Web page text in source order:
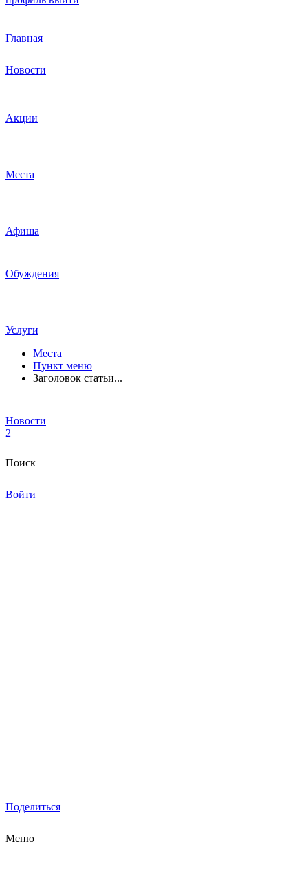
Главная
Новости
Акции
Места
Афиша
Обуждения
Услуги
Места
Пункт меню
Заголовок статьи...
Новости
2
Поиск
Войти
Поделиться
Меню